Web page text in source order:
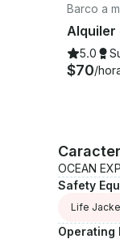
Barco a
aial do
5.0
$70/
OCEAN
Safety
Life
Operating